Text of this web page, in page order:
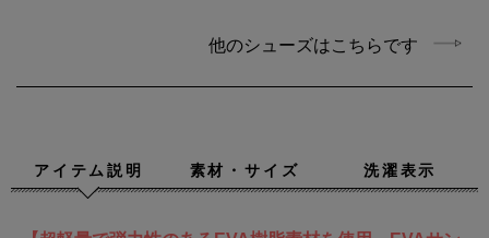
他のシューズはこちらです
アイテム説明 素材・サイズ 洗濯表示